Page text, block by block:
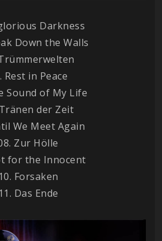
Darkness
Down the Walls
Rest in Peace
Sound of My Life
der Zeit
We Meet Again
Zur Hölle
for the Innocent
10. Forsaken
11. Das Ende